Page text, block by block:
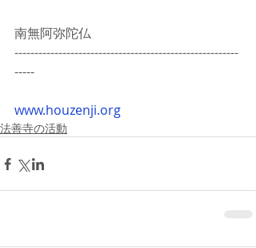
南無阿弥陀仏
--------------------------------------------------------
-----
www.houzenji.org
法善寺の活動